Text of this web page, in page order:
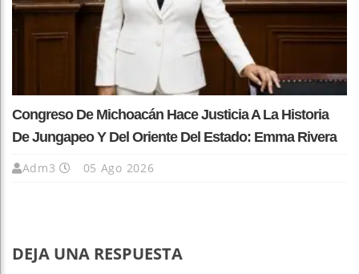
Congreso De Michoacán Hace Justicia A La Historia
De Jungapeo Y Del Oriente Del Estado: Emma Rivera
Adm3 05 Ago 2026
DEJA UNA RESPUESTA